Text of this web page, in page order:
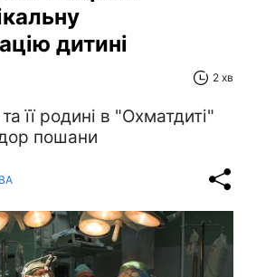
дитині
2 хв
її родині в "Охматдиті"
пошани